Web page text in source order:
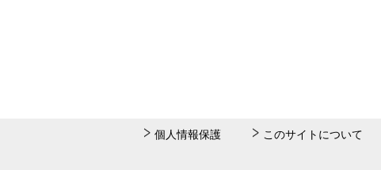
個人情報保護 このサイトについて